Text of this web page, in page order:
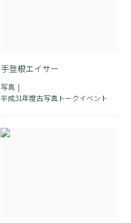
手登根エイサー
写真
平成31年度古写真トークイベント